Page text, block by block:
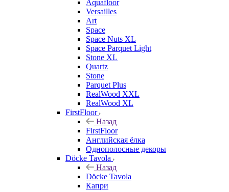
Aquafloor
Versailles
Art
Space
Space Nuts XL
Space Parquet Light
Stone XL
Quartz
Stone
Parquet Plus
RealWood XXL
RealWood XL
FirstFloor
Назад
FirstFloor
Английская ёлка
Однополосные декоры
Döcke Tavola
Назад
Döcke Tavola
Капри